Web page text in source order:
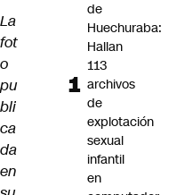
La
fot
o
pu
bli
ca
da
en
de
Huechuraba:
Hallan
113
archivos
de
explotación
sexual
infantil
en